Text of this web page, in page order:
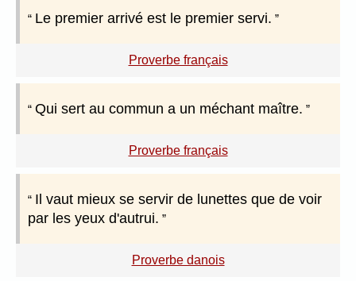
Le premier arrivé est le premier servi.
Proverbe français
Qui sert au commun a un méchant maître.
Proverbe français
Il vaut mieux se servir de lunettes que de voir
par les yeux d'autrui.
Proverbe danois